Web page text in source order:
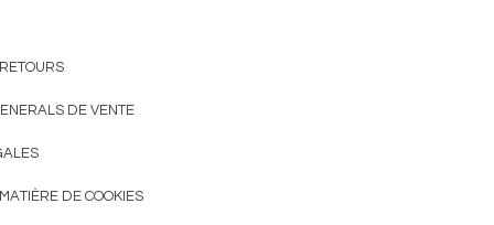
DE VENTE
DE COOKIES